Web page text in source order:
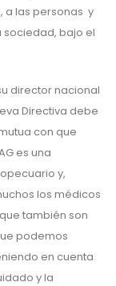
a las personas y
bajo el
director nacional
Directiva debe
con que
es una
y,
los médicos
también son
podemos
en cuenta
y la